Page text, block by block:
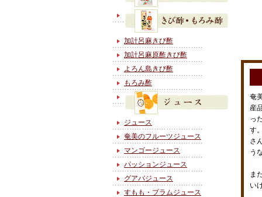
加計呂麻きび酢
加計呂麻原酢きび酢
よろん島きび酢
もろみ酢
ジュース
奄美のフルーツジュース
マンゴージュース
パッションジュース
グアバジュース
すもも・プラムジュース
奄
産
っ
す
さ
う
ま
い